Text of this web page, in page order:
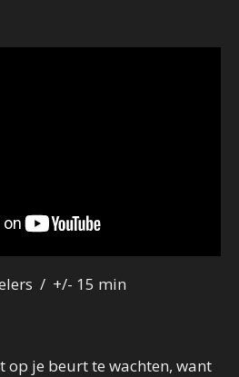
/ +/- 15 min
op je beurt te wachten, want